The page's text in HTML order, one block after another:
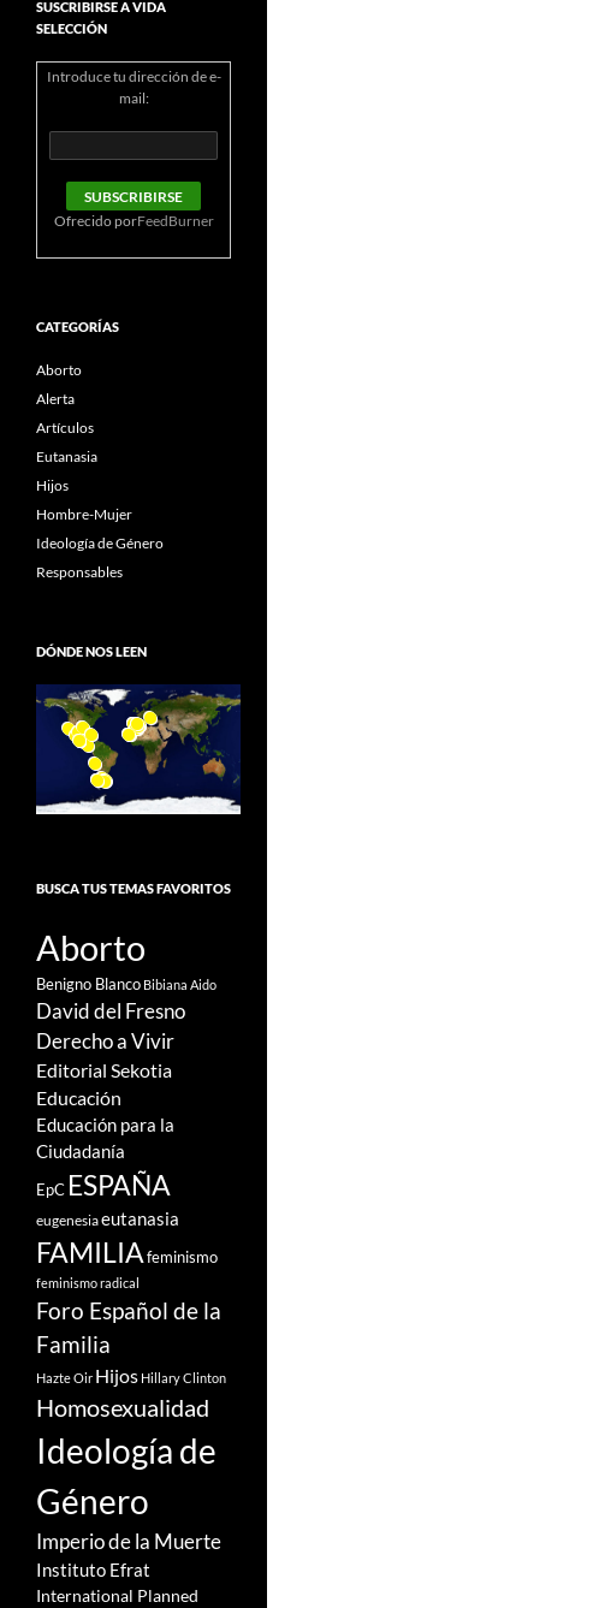
SUSCRIBIRSE A VIDA
SELECCIÓN
Introduce tu dirección de e-
mail:
Ofrecido porFeedBurner
CATEGORÍAS
Aborto
Alerta
Artículos
Eutanasia
Hijos
Hombre-Mujer
Ideología de Género
Responsables
DÓNDE NOS LEEN
BUSCA TUS TEMAS FAVORITOS
Aborto
Benigno Blanco Bibiana Aido
David del Fresno
Derecho a Vivir
Editorial Sekotia
Educación
Educación para la
Ciudadanía
EpC ESPAÑA
eugenesiaeutanasia
FAMILIAfeminismo
feminismo radical
Foro Español de la
Familia
Hazte Oir Hijos Hillary Clinton
Homosexualidad
Ideología de
Género
Imperio de la Muerte
Instituto Efrat
International Planned